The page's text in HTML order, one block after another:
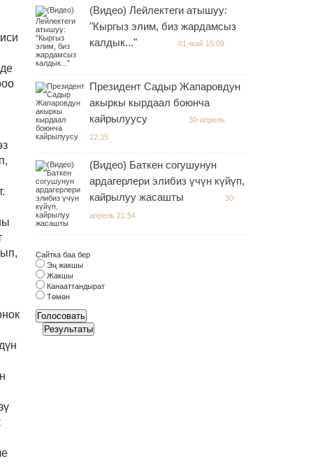
(Видео) Лейлектеги атышуу:
"Кыргыз элим, биз жардамсыз
калдык..."
01-май 15:09
Президент Садыр Жапаровдун
акыркы кырдаал боюнча
кайрылуусу
30-апрель
22:35
(Видео) Баткен согушунун
ардагерлери элибиз үчүн күйүп,
кайрылуу жасашты
30-
апрель 21:54
Сайтка баа бер
Эң жакшы
Жакшы
Канааттандырат
Төмөн
Голосовать
Результаты